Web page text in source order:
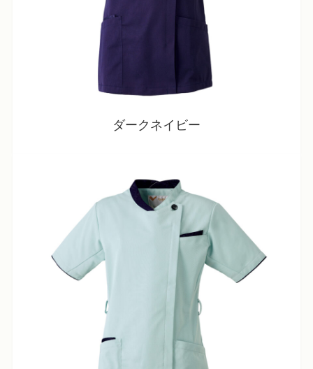
ダークネイビー